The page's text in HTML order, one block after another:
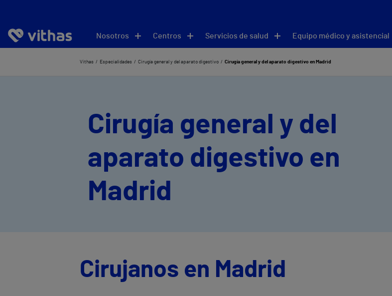
Nosotros Centros Servicios de salud Equipo médico y asistencial
Vithas Especialidades Cirugía general y del aparato digestivo Cirugía general y del aparato digestivo en Madrid
Cirugía general y del
aparato digestivo en
Madrid
Cirujanos en Madrid